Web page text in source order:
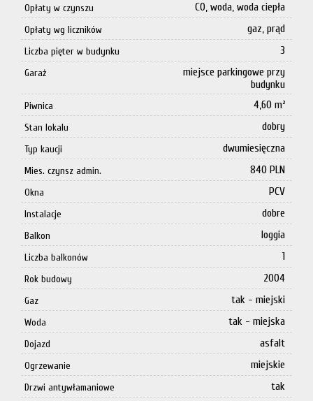
Opłaty w czynszu CO, woda, woda ciepła
Opłaty wg liczników gaz, prąd
Liczba pięter w budynku 3
Garaż
miejsce parkingowe przy
budynku
Piwnica 4,60 m²
Stan lokalu dobry
Typ kaucji dwumiesięczna
Mies. czynsz admin. 840 PLN
Okna PCV
Instalacje dobre
Balkon loggia
Liczba balkonów 1
Rok budowy 2004
Gaz tak - miejski
Woda tak - miejska
Dojazd asfalt
Ogrzewanie miejskie
Drzwi antywłamaniowe tak